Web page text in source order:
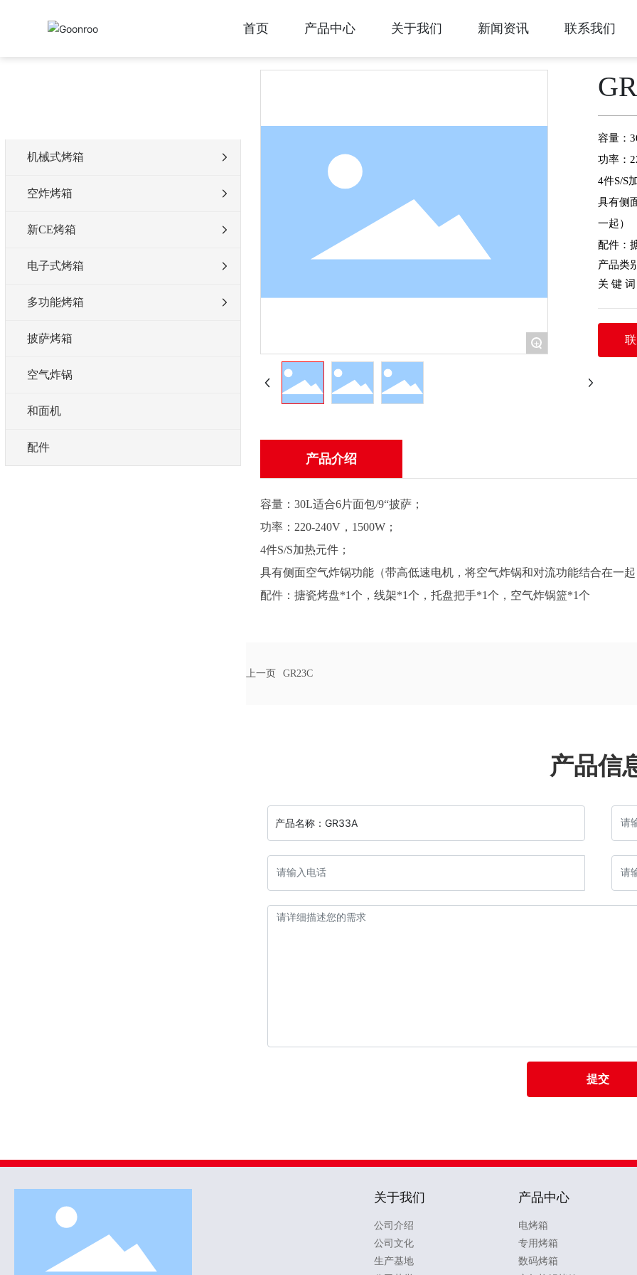
首页 产品中心 关于我们 新闻资讯 联系我们
首页 产品&技术 GR33A
机械式烤箱
空炸烤箱
新CE烤箱
电子式烤箱
多功能烤箱
披萨烤箱
空气炸锅
和面机
配件
+
容量：
功率：
4件S/S
具有侧
一起）
配件：
产品类
关 键 词
产品介绍
容量：30L适合6片面包/9“披萨；
功率：220-240V，1500W；
4件S/S加热元件；
具有侧面空气炸锅功能（带高低速电机，将空气炸锅和对流功能结合在一起
配件：搪瓷烤盘*1个，线架*1个，托盘把手*1个，空气炸锅篮*1个
上一页 GR23C
产品信
产品名称： GR33A
提交
关于我们
公司介绍
公司文化
生产基地
产品中心
电烤箱
专用烤箱
数码烤箱